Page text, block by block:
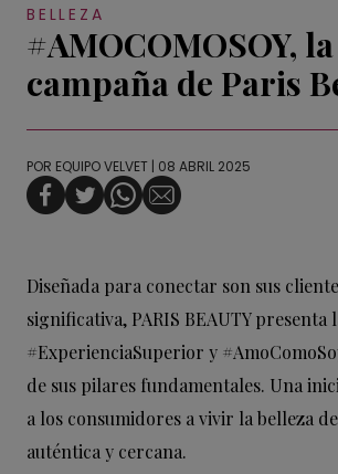
BELLEZA
#AMOCOMOSOY,
campaña de Paris
POR EQUIPO VELVET | 08 ABRIL 2025
Diseñada para conectar son sus
significativa, PARIS BEAUTY presenta
#ExperienciaSuperior y
de sus pilares fundamentales. Una
a los consumidores a vivir la belleza
auténtica y cercana.